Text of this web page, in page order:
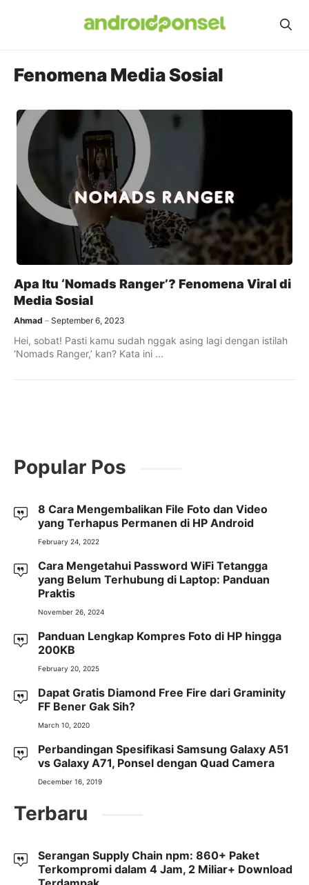
Fenomena Media Sosial
Apa Itu ‘Nomads Ranger’? Fenomena Viral di
Media Sosial
Ahmad September 6, 2023
Hei, sobat! Pasti kamu sudah nggak asing lagi dengan istilah
‘Nomads Ranger,’ kan? Kata ini ...
Popular Pos
8 Cara Mengembalikan File Foto dan Video
yang Terhapus Permanen di HP Android
February 24, 2022
Cara Mengetahui Password WiFi Tetangga
yang Belum Terhubung di Laptop: Panduan
Praktis
November 26, 2024
Panduan Lengkap Kompres Foto di HP hingga
200KB
February 20, 2025
Dapat Gratis Diamond Free Fire dari Graminity
FF Bener Gak Sih?
March 10, 2020
Perbandingan Spesifikasi Samsung Galaxy A51
vs Galaxy A71, Ponsel dengan Quad Camera
December 16, 2019
Terbaru
Serangan Supply Chain npm: 860+ Paket
Terkompromi dalam 4 Jam, 2 Miliar+ Download